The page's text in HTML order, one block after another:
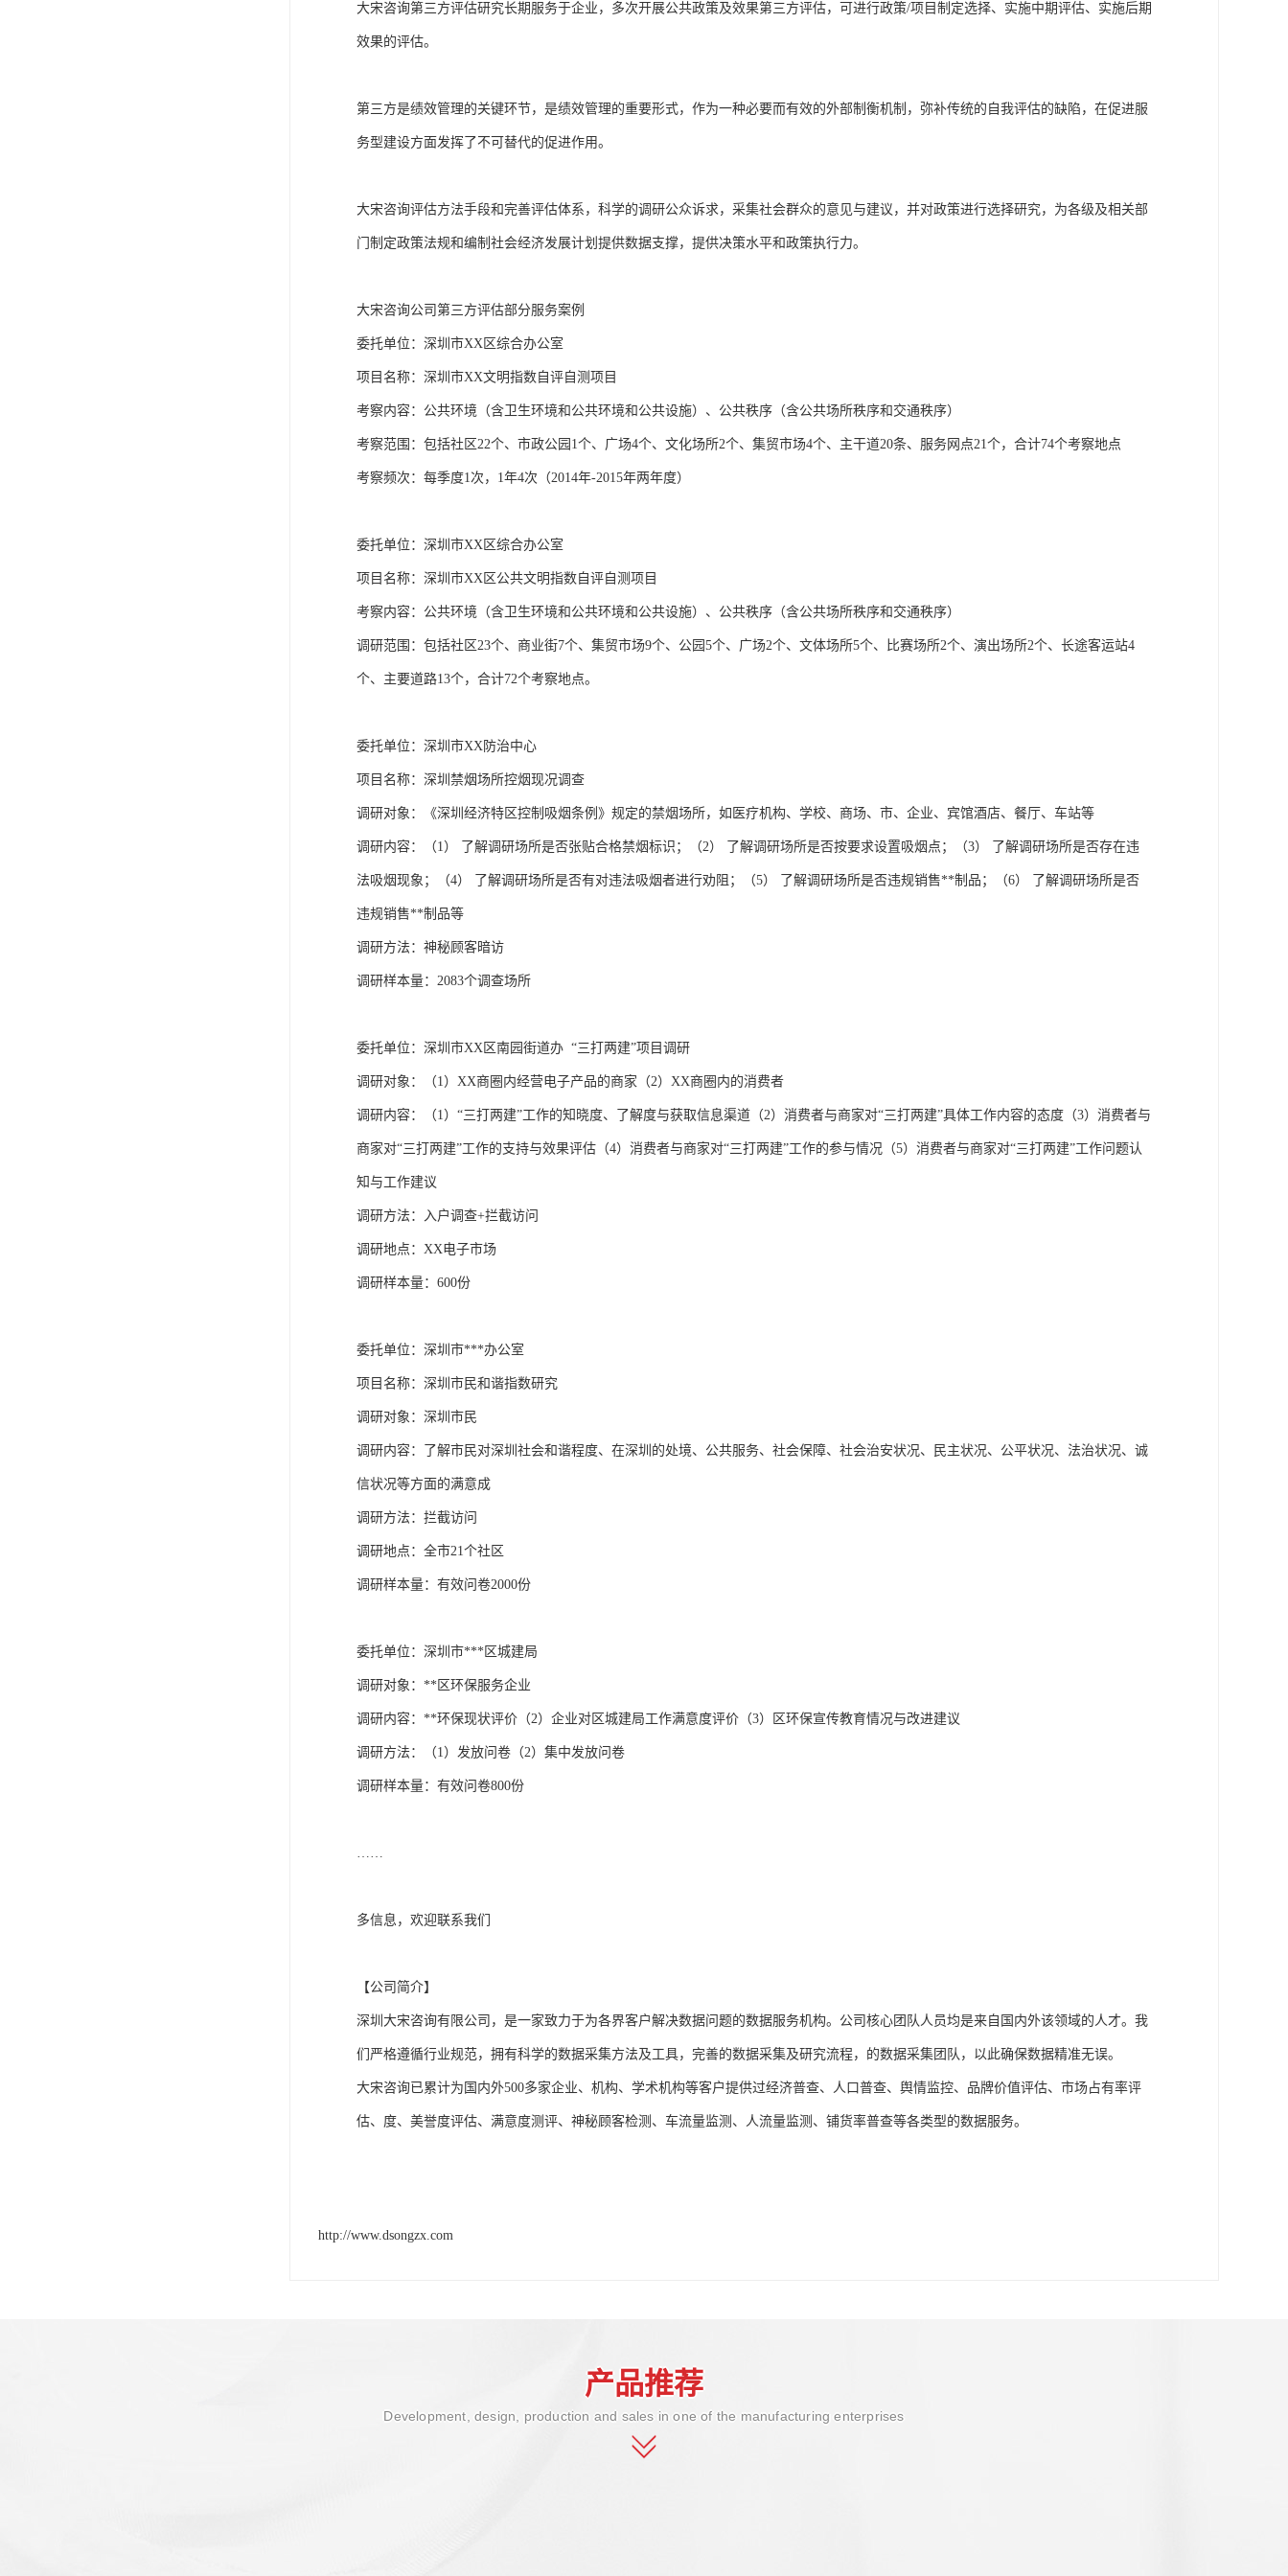
大宋咨询第三方评估研究长期服务于企业，多次开展公共政策及效果第三方评估，可进行政策/项目制定选择、实施中期评估、实施后期
效果的评估。
第三方是绩效管理的关键环节，是绩效管理的重要形式，作为一种必要而有效的外部制衡机制，弥补传统的自我评估的缺陷，在促进服
务型建设方面发挥了不可替代的促进作用。
大宋咨询评估方法手段和完善评估体系，科学的调研公众诉求，采集社会群众的意见与建议，并对政策进行选择研究，为各级及相关部
门制定政策法规和编制社会经济发展计划提供数据支撑，提供决策水平和政策执行力。
大宋咨询公司第三方评估部分服务案例
委托单位：深圳市XX区综合办公室
项目名称：深圳市XX文明指数自评自测项目
考察内容：公共环境（含卫生环境和公共环境和公共设施）、公共秩序（含公共场所秩序和交通秩序）
考察范围：包括社区22个、市政公园1个、广场4个、文化场所2个、集贸市场4个、主干道20条、服务网点21个，合计74个考察地点
考察频次：每季度1次，1年4次（2014年-2015年两年度）
委托单位：深圳市XX区综合办公室
项目名称：深圳市XX区公共文明指数自评自测项目
考察内容：公共环境（含卫生环境和公共环境和公共设施）、公共秩序（含公共场所秩序和交通秩序）
调研范围：包括社区23个、商业街7个、集贸市场9个、公园5个、广场2个、文体场所5个、比赛场所2个、演出场所2个、长途客运站4
个、主要道路13个，合计72个考察地点。
委托单位：深圳市XX防治中心
项目名称：深圳禁烟场所控烟现况调查
调研对象：《深圳经济特区控制吸烟条例》规定的禁烟场所，如医疗机构、学校、商场、市、企业、宾馆酒店、餐厅、车站等
调研内容：（1） 了解调研场所是否张贴合格禁烟标识；（2） 了解调研场所是否按要求设置吸烟点；（3） 了解调研场所是否存在违
法吸烟现象；（4） 了解调研场所是否有对违法吸烟者进行劝阻；（5） 了解调研场所是否违规销售**制品；（6） 了解调研场所是否
违规销售**制品等
调研方法：神秘顾客暗访
调研样本量：2083个调查场所
委托单位：深圳市XX区南园街道办  “三打两建”项目调研
调研对象：（1）XX商圈内经营电子产品的商家（2）XX商圈内的消费者
调研内容：（1）“三打两建”工作的知晓度、了解度与获取信息渠道（2）消费者与商家对“三打两建”具体工作内容的态度（3）消费者与
商家对“三打两建”工作的支持与效果评估（4）消费者与商家对“三打两建”工作的参与情况（5）消费者与商家对“三打两建”工作问题认
知与工作建议
调研方法：入户调查+拦截访问
调研地点：XX电子市场
调研样本量：600份
委托单位：深圳市***办公室
项目名称：深圳市民和谐指数研究
调研对象：深圳市民
调研内容：了解市民对深圳社会和谐程度、在深圳的处境、公共服务、社会保障、社会治安状况、民主状况、公平状况、法治状况、诚
信状况等方面的满意成
调研方法：拦截访问
调研地点：全市21个社区
调研样本量：有效问卷2000份
委托单位：深圳市***区城建局
调研对象：**区环保服务企业
调研内容：**环保现状评价（2）企业对区城建局工作满意度评价（3）区环保宣传教育情况与改进建议
调研方法：（1）发放问卷（2）集中发放问卷
调研样本量：有效问卷800份
……
多信息，欢迎联系我们
【公司简介】
深圳大宋咨询有限公司，是一家致力于为各界客户解决数据问题的数据服务机构。公司核心团队人员均是来自国内外该领域的人才。我
们严格遵循行业规范，拥有科学的数据采集方法及工具，完善的数据采集及研究流程，的数据采集团队，以此确保数据精准无误。
大宋咨询已累计为国内外500多家企业、机构、学术机构等客户提供过经济普查、人口普查、舆情监控、品牌价值评估、市场占有率评
估、度、美誉度评估、满意度测评、神秘顾客检测、车流量监测、人流量监测、铺货率普查等各类型的数据服务。
http://www.dsongzx.com
产品推荐
Development, design, production and sales in one of the manufacturing enterprises